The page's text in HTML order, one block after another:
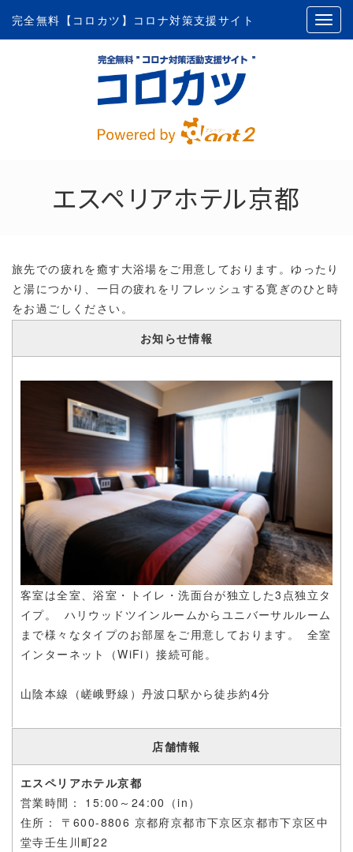
完全無料【コロカツ】コロナ対策支援サイト
エスペリアホテル京都
旅先での疲れを癒す大浴場をご用意しております。ゆったり
と湯につかり、一日の疲れをリフレッシュする寛ぎのひと時
をお過ごしください。
で心も身体も満たされるよう努めております！
京都で宿泊先をお探しの方はぜひ♫
お知らせ情報
客室は全室、浴室・トイレ・洗面台が独立した3点独立タ
イプ。 ハリウッドツインルームからユニバーサルルーム
まで様々なタイプのお部屋をご用意しております。 全室
インターネット（WiFi）接続可能。
山陰本線（嵯峨野線）丹波口駅から徒歩約4分
店舗情報
エスペリアホテル京都
営業時間： 15:00～24:00（in）
住所： 〒 600-8806 京都府京都市下京区京都市下京区中
堂寺壬生川町22